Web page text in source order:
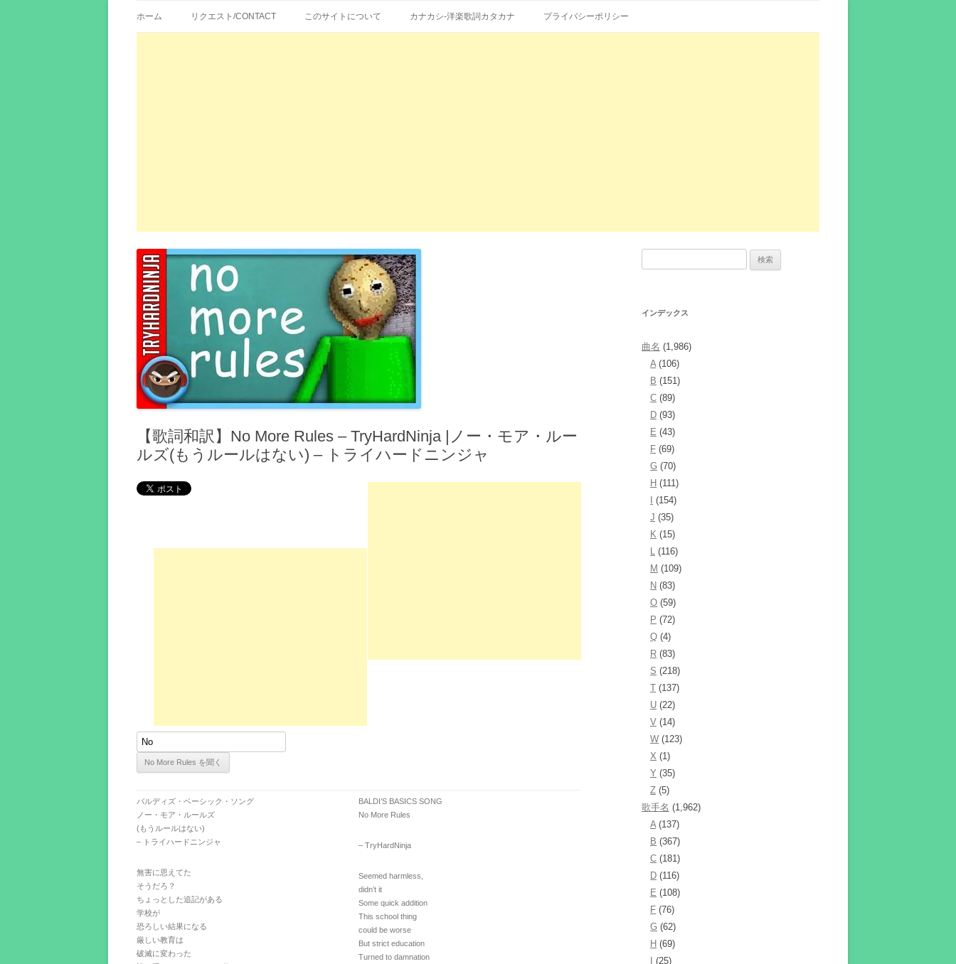
エイカシ | 洋楽歌詞の和訳、英語の意味、読み方
ン
ン
ホーム リクエスト/CONTACT このサイトについて カナカシ-洋楽歌詞カタカナ プライバシーポリシー
【歌詞和訳】No More Rules – TryHardNinja |ノー・モア・ルー
ルズ(もうルールはない) – トライハードニンジャ
バルディズ・ベーシック・ソング
ノー・モア・ルールズ
(もうルールはない)
– トライハードニンジャ
無害に思えてた
そうだろ？
ちょっとした追記がある
学校が
恐ろしい結果になる
厳しい教育は
破滅に変わった
BALDI’S BASICS SONG
No More Rules
– TryHardNinja
Seemed harmless,
didn’t it
Some quick addition
This school thing
could be worse
But strict education
Turned to damnation
インデックス
曲名 (1,986)
A(106)
B (151)
C (89)
D (93)
E (43)
F (69)
G (70)
H (111)
(154)
J (35)
K (15)
L (116)
M (109)
N (83)
O (59)
P (72)
Q (4)
R (83)
S (218)
T (137)
U (22)
V (14)
W (123)
X (1)
Y (35)
Z (5)
歌手名 (1,962)
A(137)
B (367)
C (181)
D (116)
E (108)
F (76)
G (62)
H (69)
(25)